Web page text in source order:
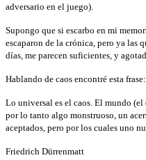
adversario en el juego).
Supongo que si escarbo en mi
escaparon de la crónica, pero ya las
días, me parecen suficientes, y
Hablando de caos encontré esta frase:
Lo universal es el caos. El mundo (el
por lo tanto algo monstruoso, un
aceptados, pero por los cuales uno
Friedrich Dürrenmatt